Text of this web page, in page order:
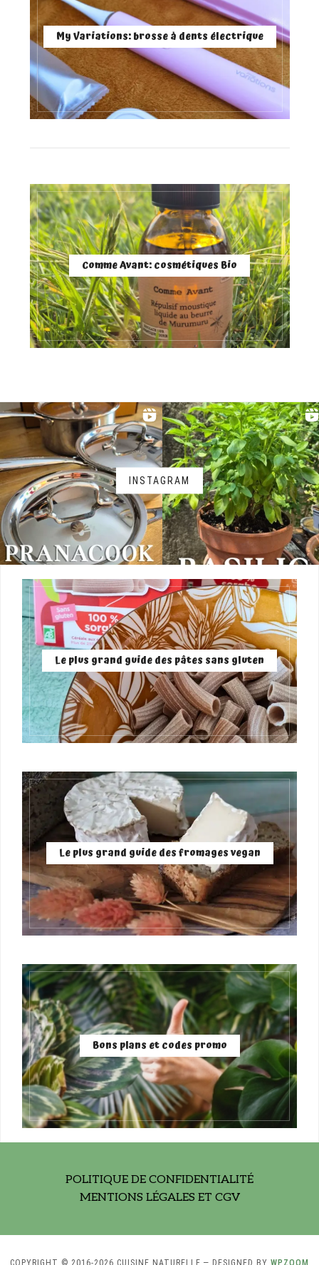
My Variations: brosse à dents électrique
Comme Avant: cosmétiques Bio
INSTAGRAM
Le plus grand guide des pâtes sans gluten
Le plus grand guide des fromages vegan
Bons plans et codes promo
POLITIQUE DE CONFIDENTIALITÉ
MENTIONS LÉGALES ET CGV
COPYRIGHT © 2016-2026 CUISINE NATURELLE — DESIGNED BY WPZOOM